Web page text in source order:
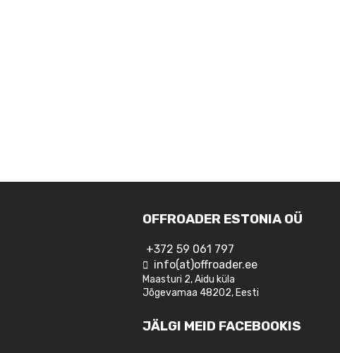
OFFROADER ESTONIA OÜ
+372 59 061 797
info(at)offroader.ee
Maasturi 2, Aidu küla
Jõgevamaa 48202, Eesti
JÄLGI MEID FACEBOOKIS